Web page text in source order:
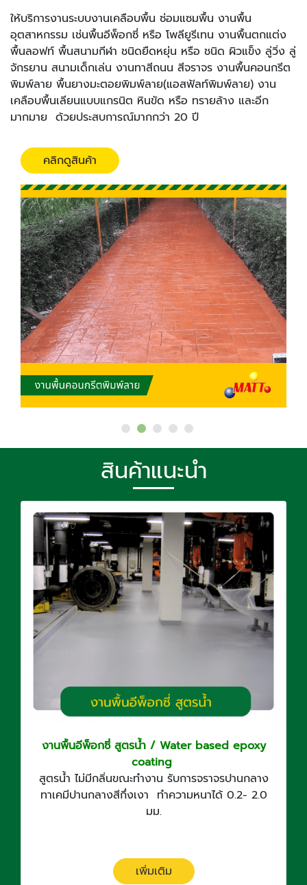
ให้บริการงานระบบงานเคลือบพื้น ซ่อมแซมพื้น งานพื้น
อุตสาหกรรม เช่นพื้นอีพ็อกซี่ หรือ โพลียูรีเทน งานพื้นตกแต่ง
พื้นลอฟท์ พื้นสนามกีฬา ชนิดยืดหยุ่น หรือ ชนิด ผิวแข็ง ลู่วิ่ง ลู่
จักรยาน สนามเด็กเล่น งานทาสีถนน สีจราจร งานพื้นคอนกรีต
พิมพ์ลาย พื้นยางมะตอยพิมพ์ลาย(แอสฟัลท์พิมพ์ลาย) งาน
เคลือบพื้นเลียนแบบแกรนิต หินขัด หรือ ทรายล้าง และอีก
มากมาย ด้วยประสบการณ์มากกว่า 20 ปี
คลิกดูสินค้า
สินค้าแนะนำ
งานพื้นอีพ็อกซี่ สูตรน้ำ / Water based epoxy
coating
สูตรน้ำ ไม่มีกลิ่นขณะทำงาน รับการจราจรปานกลาง
ทาเคมีปานกลางสีกึ่งเงา ทำความหนาได้ 0.2- 2.0
มม.
เพิ่มเติม